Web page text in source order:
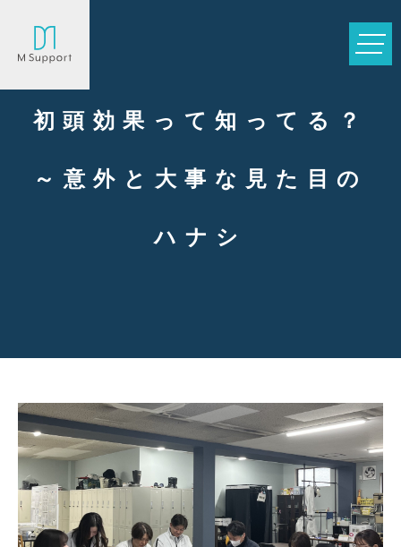
初頭効果って知ってる？
～意外と大事な見た目の
ハナシ